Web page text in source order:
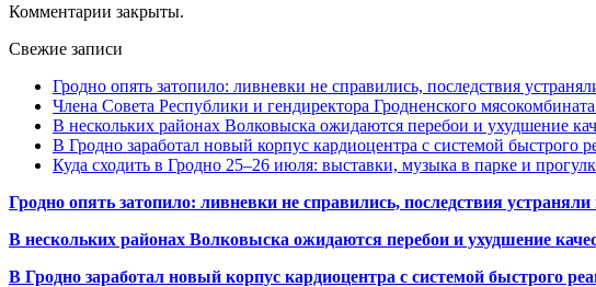
Комментарии закрыты.
Свежие записи
Гродно опять затопило: ливневки не справились, последствия
Члена Совета Республики и гендиректора Гродненского
В нескольких районах Волковыска ожидаются перебои и ухудшение
В Гродно заработал новый корпус кардиоцентра с системой быстрого
Куда сходить в Гродно 25–26 июля: выставки, музыка в парке и
Гродно опять затопило: ливневки не справились, последствия
В нескольких районах Волковыска ожидаются перебои и ухудшение
В Гродно заработал новый корпус кардиоцентра с системой быстрого